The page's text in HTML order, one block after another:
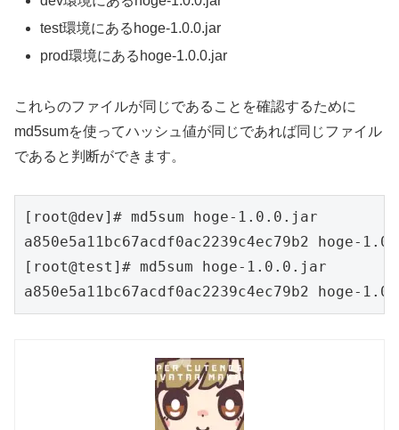
test環境にあるhoge-1.0.0.jar
prod環境にあるhoge-1.0.0.jar
これらのファイルが同じであることを確認するために
md5sumを使ってハッシュ値が同じであれば同じファイル
であると判断ができます。
[root@dev]# md5sum hoge-1.0.0.jar
a850e5a11bc67acdf0ac2239c4ec79b2 hoge-
[root@test]# md5sum hoge-1.0.0.jar